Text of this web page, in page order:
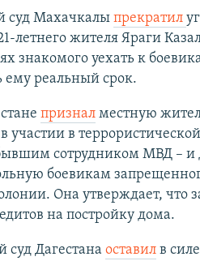
суд Махачкалы прекратил
летнего жителя Яраги
знакомого уехать к
ему реальный срок.
призналместную
участии в
сотрудником МВД – и
боевикам
Она утверждает, что
на постройку дома.
суд Дагестана оставилв